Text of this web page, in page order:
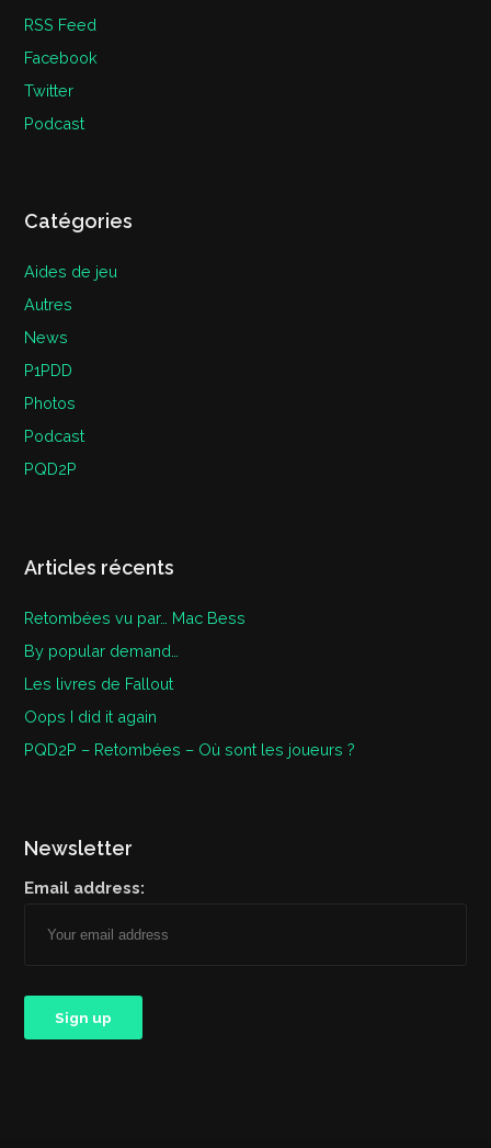
RSS Feed
Facebook
Twitter
Podcast
Catégories
Aides de jeu
Autres
News
P1PDD
Photos
Podcast
PQD2P
Articles récents
Retombées vu par… Mac Bess
By popular demand…
Les livres de Fallout
Oops I did it again
PQD2P – Retombées – Où sont les joueurs ?
Newsletter
Email address: